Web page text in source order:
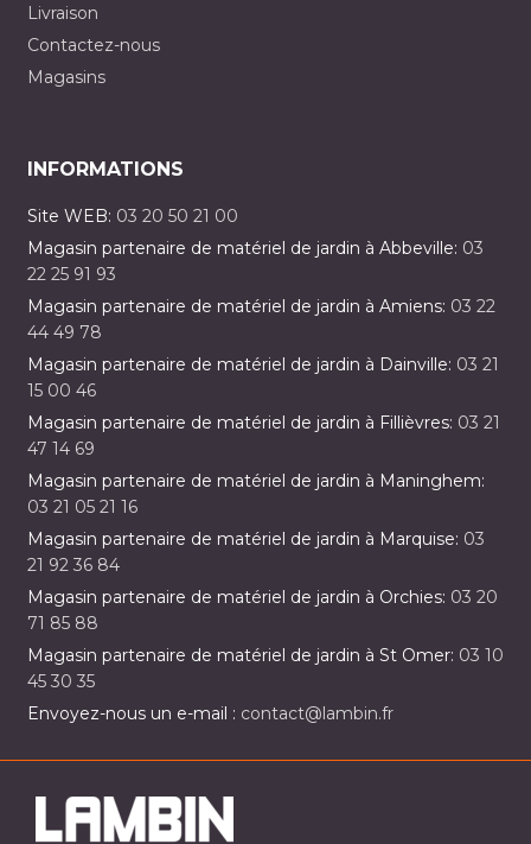
Livraison
Contactez-nous
Magasins
INFORMATIONS
Site WEB: 03 20 50 21 00
Magasin partenaire de matériel de jardin à Abbeville: 03
22 25 91 93
Magasin partenaire de matériel de jardin à Amiens: 03 22
44 49 78
Magasin partenaire de matériel de jardin à Dainville: 03 21
15 00 46
Magasin partenaire de matériel de jardin à Fillièvres: 03 21
47 14 69
Magasin partenaire de matériel de jardin à Maninghem:
03 21 05 21 16
Magasin partenaire de matériel de jardin à Marquise: 03
21 92 36 84
Magasin partenaire de matériel de jardin à Orchies: 03 20
71 85 88
Magasin partenaire de matériel de jardin à St Omer: 03 10
45 30 35
Envoyez-nous un e-mail : contact@lambin.fr